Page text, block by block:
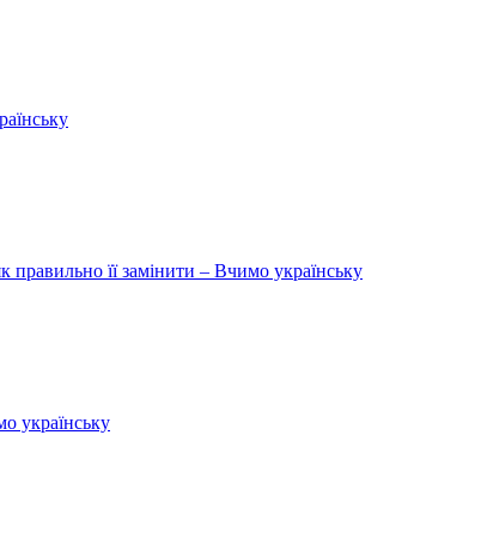
правильно її замінити – Вчимо українську
українську